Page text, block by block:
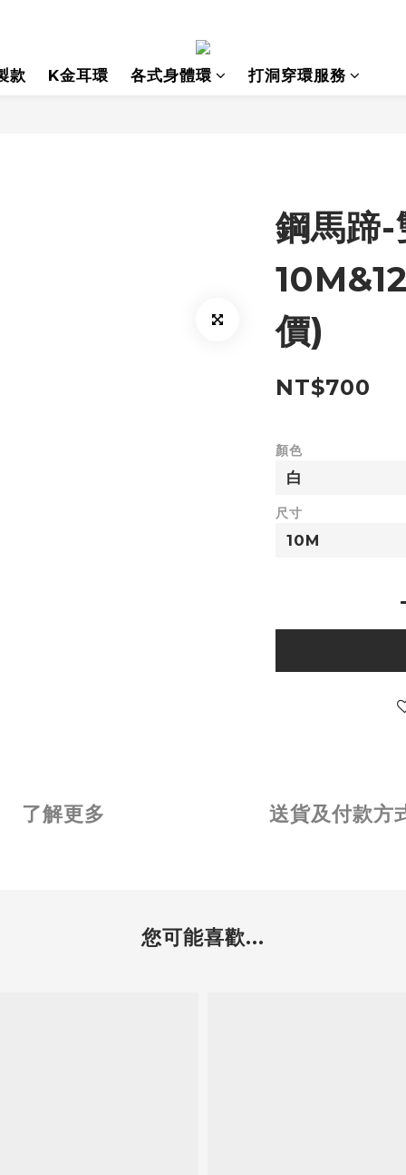
款 K金耳環 各式身體環 打洞穿環服務
鋼馬蹄-
價)
NT$700
顏色
尺寸
了解更多 送貨及付款方
您可能喜歡...